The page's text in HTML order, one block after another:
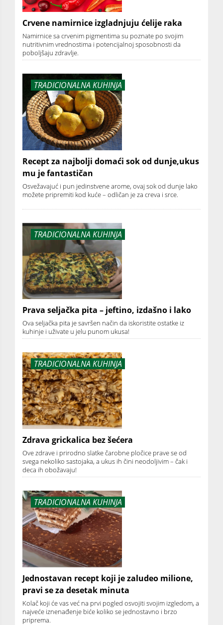
Crvene namirnice izgladnjuju ćelije raka
Namirnice sa crvenim pigmentima su poznate po svojim
nutritivnim vrednostima i potencijalnoj sposobnosti da
poboljšaju zdravlje.
TRADICIONALNA KUHINJA
Recept za najbolji domaći sok od dunje,ukus
mu je fantastičan
Osvežavajuć i pun jedinstvene arome, ovaj sok od dunje lako
možete pripremiti kod kuće – odličan je za creva i srce.
TRADICIONALNA KUHINJA
Prava seljačka pita – jeftino, izdašno i lako
Ova seljačka pita je savršen način da iskoristite ostatke iz
kuhinje i uživate u jelu punom ukusa!
TRADICIONALNA KUHINJA
Zdrava grickalica bez šećera
Ove zdrave i prirodno slatke čarobne pločice prave se od
svega nekoliko sastojaka, a ukus ih čini neodoljivim – čak i
deca ih obožavaju!
TRADICIONALNA KUHINJA
Jednostavan recept koji je zaludeo milione,
pravi se za desetak minuta
Kolač koji će vas već na prvi pogled osvojiti svojim izgledom, a
najveće iznenađenje biće koliko se jednostavno i brzo
priprema.